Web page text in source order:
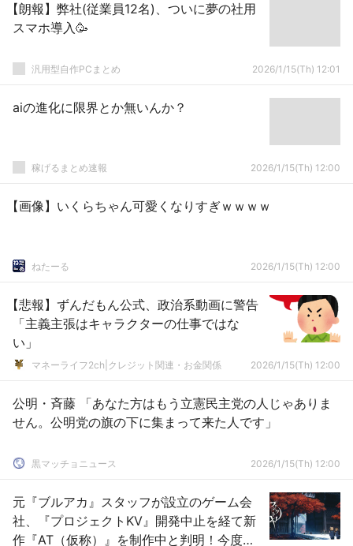
【朗報】弊社(従業員12名)、ついに夢の社用
スマホ導入🥳
汎用型自作PCまとめ 2026/1/15(Th) 12:01
aiの進化に限界とか無いんか？
稼げるまとめ速報 2026/1/15(Th) 12:00
【画像】いくらちゃん可愛くなりすぎｗｗｗｗ
ねたーる 2026/1/15(Th) 12:00
【悲報】ずんだもん公式、政治系動画に警告
「主義主張はキャラクターの仕事ではな
い」
マネーライフ2ch|クレジット関連・お金関係 2026/1/15(Th) 12:00
公明・斉藤 「あなた方はもう立憲民主党の人じゃありま
せん。公明党の旗の下に集まって来た人です」
黒マッチョニュース 2026/1/15(Th) 12:00
元『ブルアカ』スタッフが設立のゲーム会
社、『プロジェクトKV』開発中止を経て新
作『AT（仮称）』を制作中と判明！今度こ